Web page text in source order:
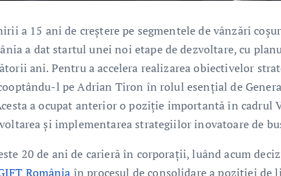
a 15 ani de creștere pe segmentele de vânzări
a dat startul unei noi etape de dezvoltare, cu
ani. Pentru a accelera realizarea obiectivelor
l pe Adrian Tiron în rolul esențial de
a ocupat anterior o poziție importantă în cadrul
și implementarea strategiilor inovatoare de
20 de ani de carieră în corporații, luând acum
România în procesul de consolidare a poziției